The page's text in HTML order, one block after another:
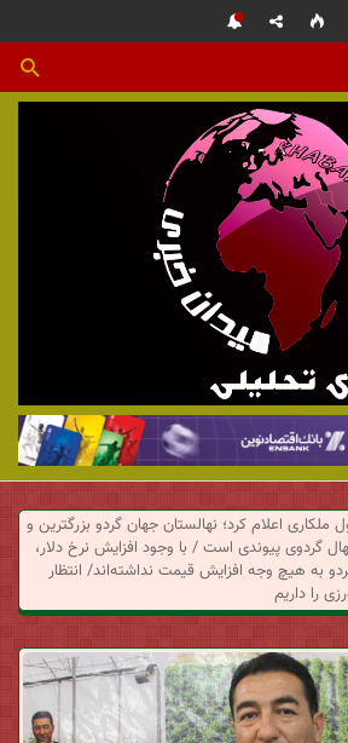
ملکاری اعلام کرد؛ نهالستان جهان گردو بزرگترین و
گردوی پیوندی است / با وجود افزایش نرخ دلار،
به هیچ وجه افزایش قیمت نداشته‌اند/ انتظار
را داریم